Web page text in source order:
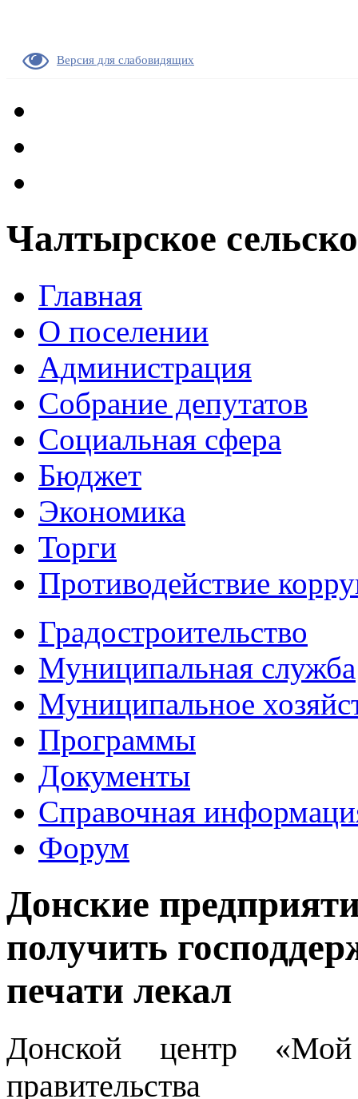
Версия для слабовидящих
Чалтырское
Главная
О поселении
Администрация
Собрание депутатов
Социальная сфера
Бюджет
Экономика
Торги
Противодействие
Градостроительство
Муниципальная служба
Муниципальное
Программы
Документы
Справочная
Форум
Донские
получить
печати лекал
Донской центр
правительства